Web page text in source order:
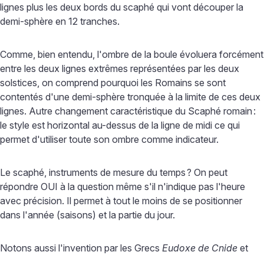
lignes plus les deux bords du scaphé qui vont découper la
demi-sphère en 12 tranches.
Comme, bien entendu, l'ombre de la boule évoluera forcément
entre les deux lignes extrêmes représentées par les deux
solstices, on comprend pourquoi les Romains se sont
contentés d'une demi-sphère tronquée à la limite de ces deux
lignes. Autre changement caractéristique du Scaphé romain :
le style est horizontal au-dessus de la ligne de midi ce qui
permet d'utiliser toute son ombre comme indicateur.
Le scaphé, instruments de mesure du temps? On peut
répondre OUI à la question même s'il n'indique pas l'heure
avec précision. Il permet à tout le moins de se positionner
dans l'année (saisons) et la partie du jour.
Notons aussi l'invention par les Grecs Eudoxe de Cnide et